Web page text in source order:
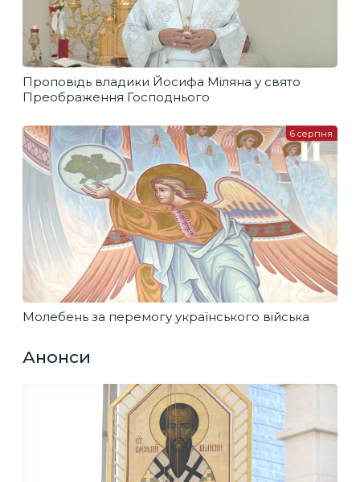
Проповідь владики Йосифа Міляна у свято
Преображення Господнього
Молебень за перемогу українського війська
6 серпня
Анонси